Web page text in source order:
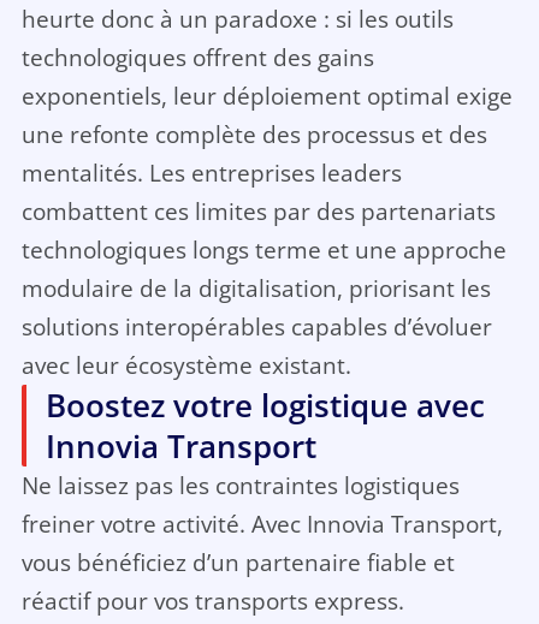
heurte donc à un paradoxe : si les outils
technologiques offrent des gains
exponentiels, leur déploiement optimal exige
une refonte complète des processus et des
mentalités. Les entreprises leaders
combattent ces limites par des partenariats
technologiques longs terme et une approche
modulaire de la digitalisation, priorisant les
solutions interopérables capables d’évoluer
avec leur écosystème existant.
Boostez votre logistique avec
Innovia Transport
Ne laissez pas les contraintes logistiques
freiner votre activité. Avec Innovia Transport,
vous bénéficiez d’un partenaire fiable et
réactif pour vos transports express.